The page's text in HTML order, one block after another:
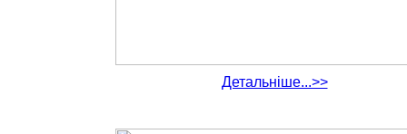
Детальніше...>>